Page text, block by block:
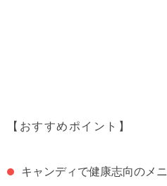
【おすすめポイント】
キャンディで健康志向のメ